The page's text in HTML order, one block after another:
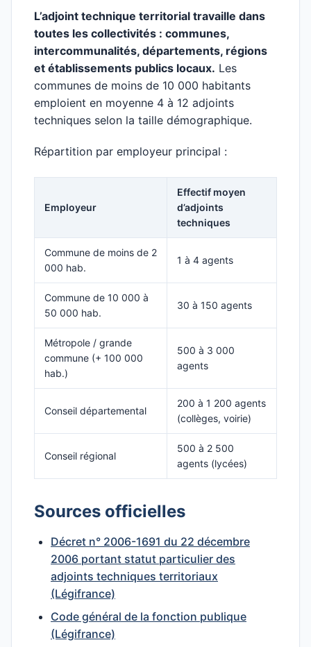
L’adjoint technique territorial travaille dans
toutes les collectivités : communes,
intercommunalités, départements, régions
et établissements publics locaux. Les
communes de moins de 10 000 habitants
emploient en moyenne 4 à 12 adjoints
techniques selon la taille démographique.
Répartition par employeur principal :
Employeur
Effectif moyen
d’adjoints
techniques
Commune de moins de 2
000 hab.
1 à 4 agents
Commune de 10 000 à
50 000 hab.
30 à 150 agents
Métropole / grande
commune (+ 100 000
hab.)
500 à 3 000
agents
Conseil départemental
200 à 1 200 agents
(collèges, voirie)
Conseil régional
500 à 2 500
agents (lycées)
Sources officielles
Décret n° 2006-1691 du 22 décembre
2006 portant statut particulier des
adjoints techniques territoriaux
(Légifrance)
Code général de la fonction publique
(Légifrance)